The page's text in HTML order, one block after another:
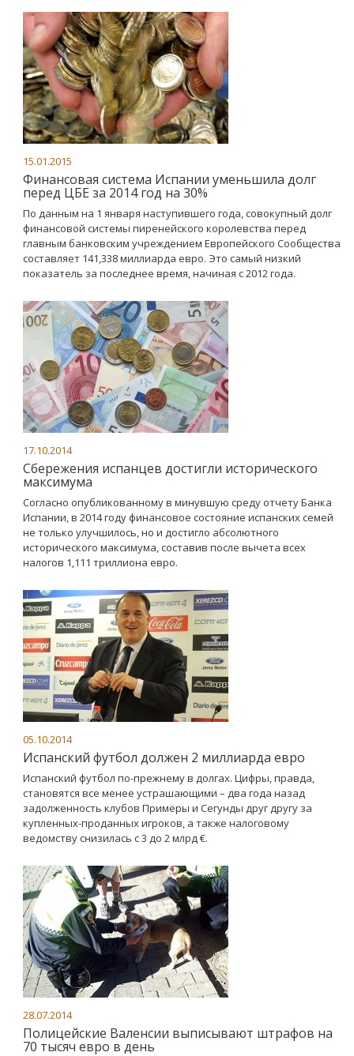
15.01.2015
Финансовая система Испании уменьшила долг
перед ЦБЕ за 2014 год на 30%
По данным на 1 января наступившего года, совокупный долг
финансовой системы пиренейского королевства перед
главным банковским учреждением Европейского Сообщества
составляет 141,338 миллиарда евро. Это самый низкий
показатель за последнее время, начиная с 2012 года.
17.10.2014
Сбережения испанцев достигли исторического
максимума
Согласно опубликованному в минувшую среду отчету Банка
Испании, в 2014 году финансовое состояние испанских семей
не только улучшилось, но и достигло абсолютного
исторического максимума, составив после вычета всех
налогов 1,111 триллиона евро.
05.10.2014
Испанский футбол должен 2 миллиарда евро
Испанский футбол по-прежнему в долгах. Цифры, правда,
становятся все менее устрашающими – два года назад
задолженность клубов Примеры и Сегунды друг другу за
купленных-проданных игроков, а также налоговому
ведомству снизилась с 3 до 2 млрд €.
28.07.2014
Полицейские Валенсии выписывают штрафов на
70 тысяч евро в день